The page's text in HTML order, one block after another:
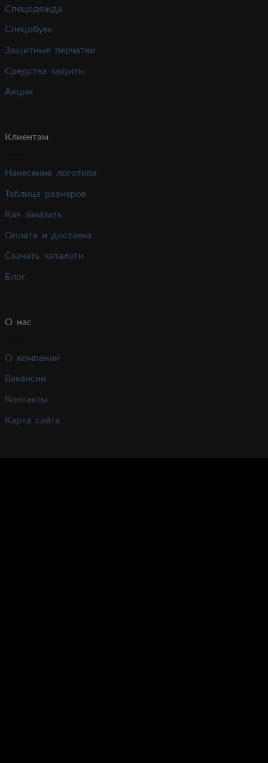
Спецодежда
Спецобувь
Защитные перчатки
Средства защиты
Акции
Клиентам
Нанесение логотипа
Таблица размеров
Как заказать
Оплата и доставка
Скачать каталоги
Блог
О нас
О компании
Вакансии
Контакты
Карта сайта